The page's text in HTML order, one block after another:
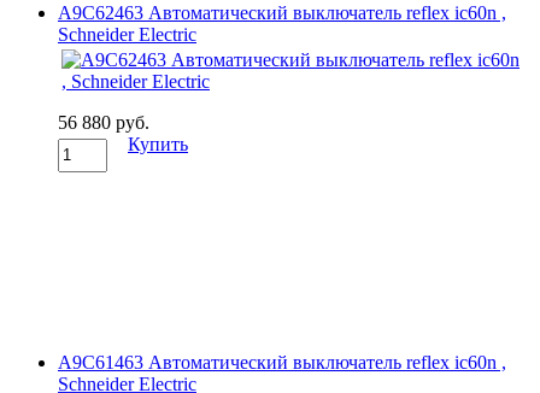
A9C62463 Автоматический выключатель reflex ic60n ,
Schneider Electric
56 880 руб.
Купить
A9C61463 Автоматический выключатель reflex ic60n ,
Schneider Electric